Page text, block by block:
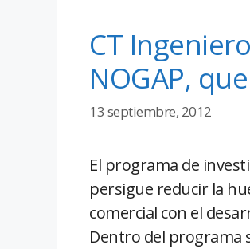
CT
NOGAP,
13 septiembre, 2012
El programa de
persigue reducir la
comercial con el
Dentro del programa